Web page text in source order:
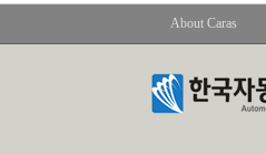
About Caras